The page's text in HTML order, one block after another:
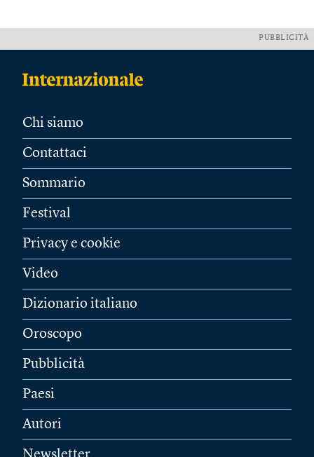
PUBBLICITÀ
Chi siamo
Contattaci
Sommario
Festival
Privacy e cookie
Video
Dizionario italiano
Oroscopo
Pubblicità
Paesi
Autori